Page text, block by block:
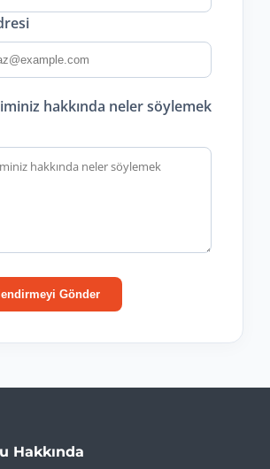
hakkında neler söylemek
Gönder
Hakkında